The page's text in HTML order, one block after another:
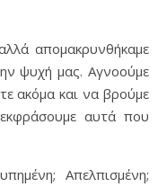
απομακρυνθήκαμε
ψυχή μας. Αγνοούμε
ακόμα και να βρούμε
αυτά που
Απελπισμένη;